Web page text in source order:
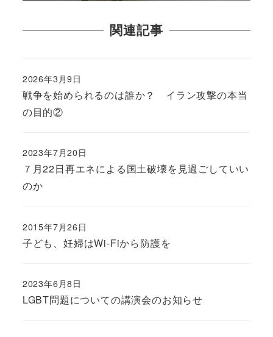
関連記事
戦争を始められるのは誰か？ イラン攻撃の本当
の目的②
2026年3月9日
７月22日再エネによる国土破壊を見過ごしていい
のか
2023年7月20日
子ども、妊婦はWi-Fiから防護を
2015年7月26日
LGBT問題についての講演会のお知らせ
2023年6月8日